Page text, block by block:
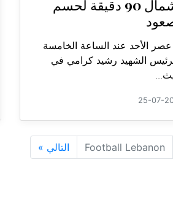
ديربي الشمال 90 دقيقة لحسم
عصر الأحد عند الساعة الخامسة
الشهيد رشيد كرامي في
25-07-
Football Lebanon التالي »